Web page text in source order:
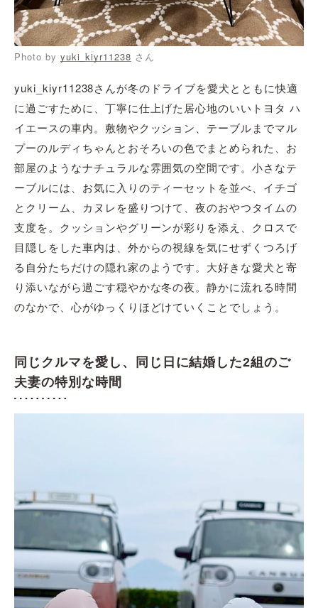
Photo by yuki_kiyr11238 さん
yuki_kiyr11238さんが冬のドライブを愛犬とともに快適
に過ごすために、丁寧に仕上げた居心地のいいトヨタ ハ
イエースの車内。敷物やクッション、テーブルまでマル
プーのルディちゃんとおそろいの色でまとめられた、お
部屋のようなナチュラルな雰囲気の空間です。小さなテ
ーブルには、お気に入りのティーセットを並べ、イチゴ
とクリーム、カヌレを盛りつけて、夜のおやつタイムの
支度を。クッションやグリーンが彩りを添え、クロスで
目隠しをした車内は、外からの視線を気にせずくつろげ
る自分たちだけの隠れ家のようです。大好きな愛犬と寄
り添いながら過ごす穏やかな冬の夜。静かに流れる時間
のなかで、心がゆっくりほどけていくことでしょう。
同じクルマを愛し、同じ日に結婚した2組のご
夫妻の特別な時間